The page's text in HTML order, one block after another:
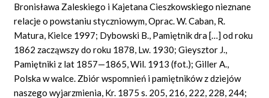
Bronisława Zaleskiego i Kajetana Cieszkowskiego nieznane
relacje o powstaniu styczniowym, Oprac. W. Caban, R.
Matura, Kielce 1997; Dybowski B., Pamiętnik dra […] od roku
1862 zacząwszy do roku 1878, Lw. 1930; Gieysztor J.,
Pamiętniki z lat 1857—1865, Wil. 1913 (fot.); Giller A.,
Polska w walce. Zbiór wspomnień i pamiętników z dziejów
naszego wyjarzmienia, Kr. 1875 s. 205, 216, 222, 228, 244;